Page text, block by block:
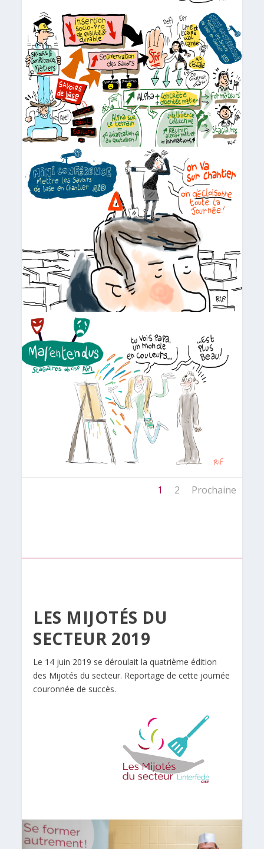
1 2 Prochaine
LES MIJOTÉS DU
SECTEUR 2019
Le 14 juin 2019 se déroulait la quatrième édition
des Mijotés du secteur. Reportage de cette journée
couronnée de succès.